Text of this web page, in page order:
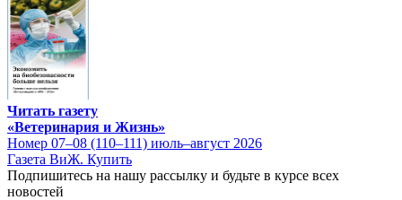
Читать газету
«Ветеринария и Жизнь»
Номер 07–08 (110–111) июль–август 2026
Газета ВиЖ. Купить
Подпишитесь на нашу рассылку и будьте в курсе всех
новостей